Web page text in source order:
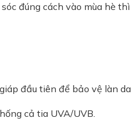
đúng cách vào mùa hè
đầu tiên để bảo vệ làn
cả tia UVA/UVB.